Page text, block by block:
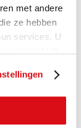
met andere
ze hebben
services. U